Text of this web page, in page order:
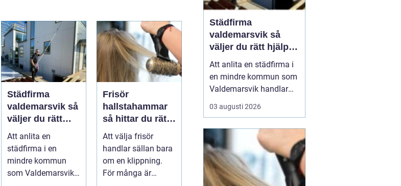
Städfirma
valdemarsvik så
väljer du rätt
hjälp för hem
och företag
Att anlita en
städfirma i en
mindre kommun
som Valdemarsvik
Frisör
hallstahammar
så hittar du rätt
salong för stil,
kvalitet och
känsla
Att välja frisör
handlar sällan bara
om en klippning.
För många är
Städfirma
valdemarsvik så
väljer du rätt hjälp
för hem och företag
Att anlita en städfirma i
en mindre kommun som
Valdemarsvik handlar
om mer än bara rena
golv och dammfria
familjer och företag är
städningen en pusselbit
som avgör hur vardagen
fungerar. En bra
03 augusti 2026